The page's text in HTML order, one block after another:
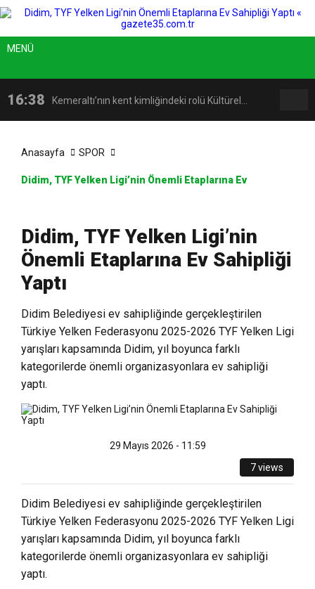
MENÜ
16:38 Kemeraltı’nın kent kimliğindeki rolü Kültürel
Zübeyde Hanım Sosyal Tesisi açılıyor!
14:18 İzmir, kadınların katılımıyla güçleniyor
17:09 Latife Tekin Manisalı Sanatseverlerle Buluştu
Anasayfa SPOR
Didim, TYF Yelken Ligi’nin Önemli Etaplarına Ev
Didim, TYF Yelken Ligi’nin
Önemli Etaplarına Ev Sahipliği
Yaptı
Didim Belediyesi ev sahipliğinde gerçekleştirilen
Türkiye Yelken Federasyonu 2025-2026 TYF Yelken Ligi
yarışları kapsamında Didim, yıl boyunca farklı
kategorilerde önemli organizasyonlara ev sahipliği
yaptı.
29 Mayıs 2026 - 11:59
7 views
Didim Belediyesi ev sahipliğinde gerçekleştirilen
Türkiye Yelken Federasyonu 2025-2026 TYF Yelken Ligi
yarışları kapsamında Didim, yıl boyunca farklı
kategorilerde önemli organizasyonlara ev sahipliği
yaptı.